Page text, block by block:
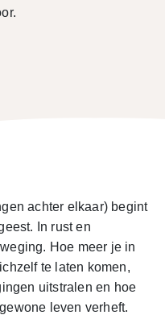
achter elkaar) begint
In rust en
Hoe meer je in
te laten komen,
uitstralen en hoe
leven verheft.